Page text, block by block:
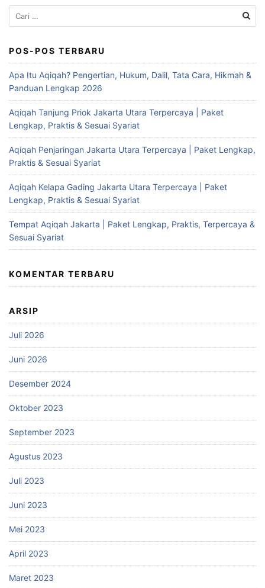
Cari
untuk:
POS-POS TERBARU
Apa Itu Aqiqah? Pengertian, Hukum, Dalil, Tata Cara, Hikmah &
Panduan Lengkap 2026
Aqiqah Tanjung Priok Jakarta Utara Terpercaya | Paket
Lengkap, Praktis & Sesuai Syariat
Aqiqah Penjaringan Jakarta Utara Terpercaya | Paket Lengkap,
Praktis & Sesuai Syariat
Aqiqah Kelapa Gading Jakarta Utara Terpercaya | Paket
Lengkap, Praktis & Sesuai Syariat
Tempat Aqiqah Jakarta | Paket Lengkap, Praktis, Terpercaya &
Sesuai Syariat
KOMENTAR TERBARU
ARSIP
Juli 2026
Juni 2026
Desember 2024
Oktober 2023
September 2023
Agustus 2023
Juli 2023
Juni 2023
Mei 2023
April 2023
Maret 2023